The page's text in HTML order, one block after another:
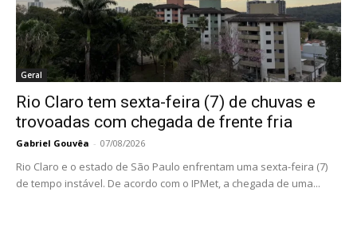
Geral
Rio Claro tem sexta-feira (7) de chuvas e
trovoadas com chegada de frente fria
Gabriel Gouvêa - 07/08/2026
Rio Claro e o estado de São Paulo enfrentam uma sexta-feira (7)
de tempo instável. De acordo com o IPMet, a chegada de uma...